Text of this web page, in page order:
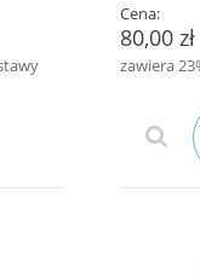
Cena:
80,00 zł
zawiera